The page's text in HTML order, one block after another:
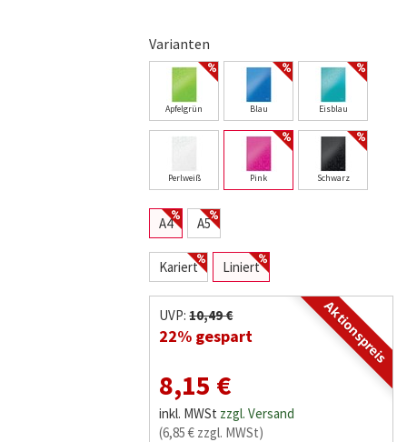
Varianten
Apfelgrün Blau Eisblau
Perlweiß Pink Schwarz
A4 A5
Kariert Liniert
Aktionspreis
UVP:10,49 €
22% gespart
8,15 €
inkl. MWSt zzgl. Versand
(6,85 € zzgl. MWSt)